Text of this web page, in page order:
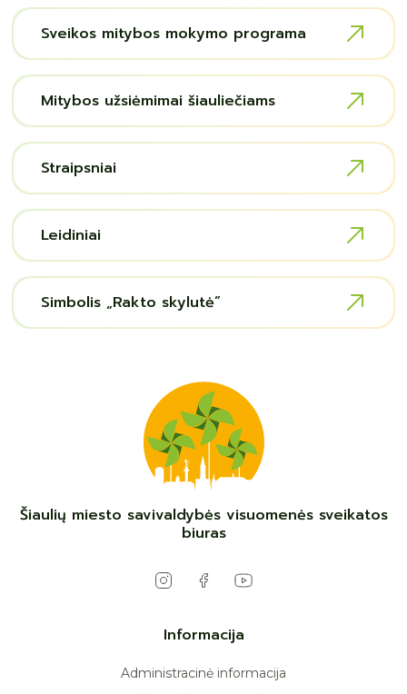
Sveikos mitybos mokymo programa
Mitybos užsiėmimai šiauliečiams
Straipsniai
Leidiniai
Simbolis „Rakto skylutė”
Šiaulių miesto savivaldybės visuomenės sveikatos
biuras
Informacija
Administracinė informacija